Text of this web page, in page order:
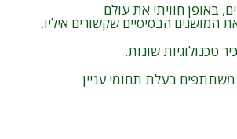
באופן חוויתי את עולם
המושגים הבסיסיים שקשורים איליו.
טכנולוגיות שונות.
בעלת תחומי עניין